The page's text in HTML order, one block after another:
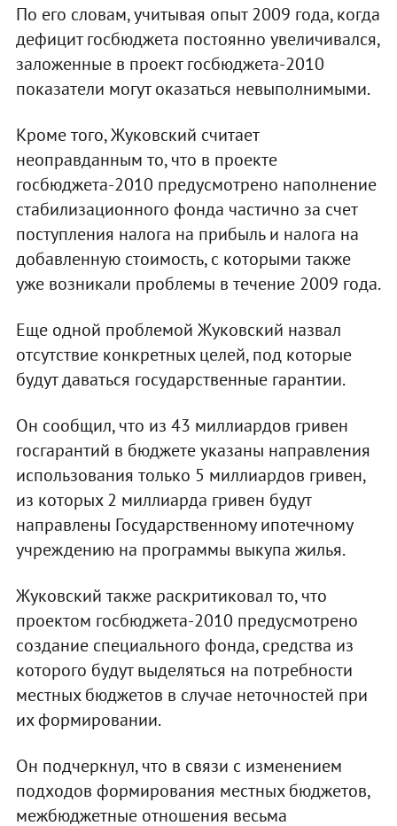
По его словам, учитывая опыт 2009 года, когда
дефицит госбюджета постоянно увеличивался,
заложенные в проект госбюджета-2010
показатели могут оказаться невыполнимыми.
Кроме того, Жуковский считает
неоправданным то, что в проекте
госбюджета-2010 предусмотрено наполнение
стабилизационного фонда частично за счет
поступления налога на прибыль и налога на
добавленную стоимость, с которыми также
уже возникали проблемы в течение 2009 года.
Еще одной проблемой Жуковский назвал
отсутствие конкретных целей, под которые
будут даваться государственные гарантии.
Он сообщил, что из 43 миллиардов гривен
госгарантий в бюджете указаны направления
использования только 5 миллиардов гривен,
из которых 2 миллиарда гривен будут
направлены Государственному ипотечному
учреждению на программы выкупа жилья.
Жуковский также раскритиковал то, что
проектом госбюджета-2010 предусмотрено
создание специального фонда, средства из
которого будут выделяться на потребности
местных бюджетов в случае неточностей при
их формировании.
Он подчеркнул, что в связи с изменением
подходов формирования местных бюджетов,
межбюджетные отношения весьма